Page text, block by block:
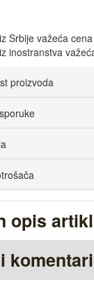
Srbije važeća
inostranstva
proizvoda
opis
komentari